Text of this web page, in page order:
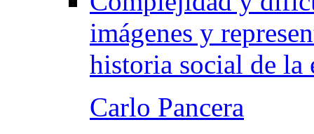
imágenes y
historia social de la
Carlo Pancera